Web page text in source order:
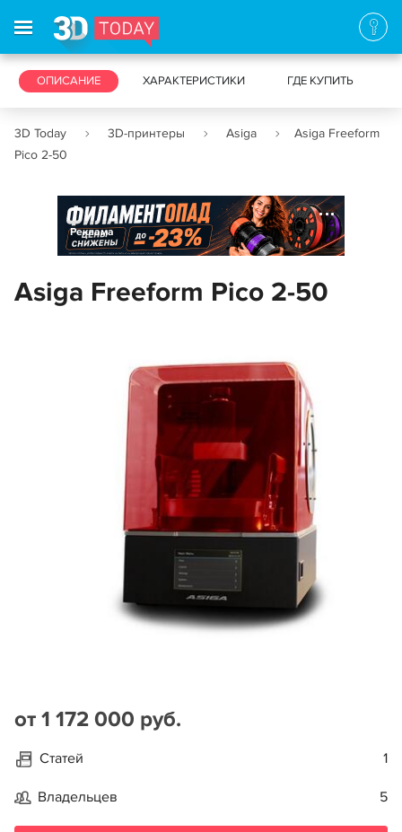
3D-ПРИНТЕРЫ 3D-СКАНЕРЫ
ОПИСАНИЕ ХАРАКТЕРИСТИКИ ГДЕ КУПИТЬ
3D Today 3D-принтеры Asiga
Asiga Freeform
Pico 2-50
Реклама
Asiga Freeform Pico 2-50
от 1 172 000 руб.
Статей 1
Владельцев 5